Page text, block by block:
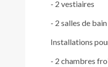
- 2 vestiaires
- 2 salles de
Installations
- 2 chambres